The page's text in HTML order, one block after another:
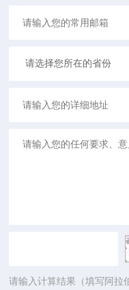
请输入计算结果（填写阿拉